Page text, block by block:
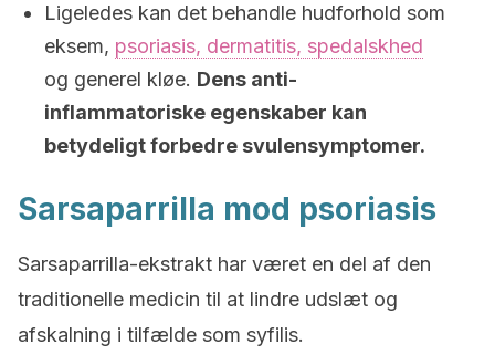
Ligeledes kan det behandle hudforhold som
eksem, psoriasis, dermatitis, spedalskhed
og generel kløe. Dens anti-
inflammatoriske egenskaber kan
betydeligt forbedre svulensymptomer.
Sarsaparrilla mod psoriasis
Sarsaparrilla-ekstrakt har været en del af den
traditionelle medicin til at lindre udslæt og
afskalning i tilfælde som syfilis.